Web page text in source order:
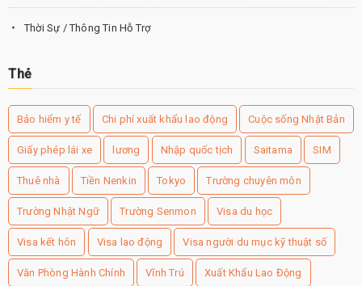
Thời Sự / Thông Tin Hỗ Trợ
Thẻ
Bảo hiểm y tế Chi phí xuất khẩu lao động Cuộc sống Nhật Bản
Giấy phép lái xe lương Nhập quốc tịch Saitama SIM
Thuê nhà Tiền Nenkin Tokyo Trường chuyên môn
Trường Nhật Ngữ Trường Senmon Visa du học
Visa kết hôn Visa lao động Visa người du mục kỹ thuật số
Văn Phòng Hành Chính Vĩnh Trú Xuất Khẩu Lao Động